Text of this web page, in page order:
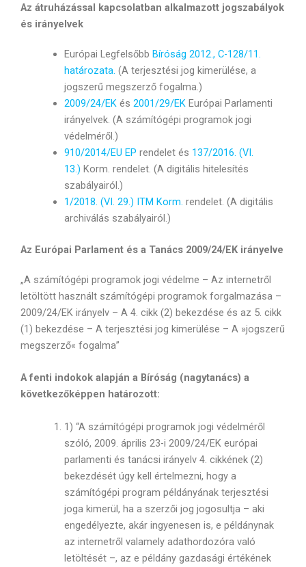
Az átruházással kapcsolatban alkalmazott jogszabályok
és irányelvek
Európai Legfelsőbb Bíróság 2012., C-128/11.
határozata. (A terjesztési jog kimerülése, a
jogszerű megszerző fogalma.)
2009/24/EKés 2001/29/EKEurópai Parlamenti
irányelvek. (A számítógépi programok jogi
védelméről.)
910/2014/EU EP rendelet és 137/2016. (VI.
13.) Korm. rendelet. (A digitális hitelesítés
szabályairól.)
1/2018. (VI. 29.) ITM Korm. rendelet. (A digitális
archiválás szabályairól.)
Az Európai Parlament és a Tanács 2009/24/EK irányelve
„A számítógépi programok jogi védelme – Az internetről
letöltött használt számítógépi programok forgalmazása –
2009/24/EK irányelv – A 4. cikk (2) bekezdése és az 5. cikk
(1) bekezdése – A terjesztési jog kimerülése – A »jogszerű
megszerző« fogalma”
A fenti indokok alapján a Bíróság (nagytanács) a
következőképpen határozott:
1) “A számítógépi programok jogi védelméről
szóló, 2009. április 23-i 2009/24/EK európai
parlamenti és tanácsi irányelv 4. cikkének (2)
bekezdését úgy kell értelmezni, hogy a
számítógépi program példányának terjesztési
joga kimerül, ha a szerzői jog jogosultja – aki
engedélyezte, akár ingyenesen is, e példánynak
az internetről valamely adathordozóra való
letöltését –, az e példány gazdasági értékének